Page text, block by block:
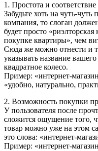
1. Простота и соответствие
Забудьте хоть на чуть-
компания, то слоган
будет просто
покупке квартиры», чем
Сюда же можно отнести и
указывать название
квадратное колесо.
Пример: «интернет-
«удобно, натурально,
2. Возможность покупки
У пользователя после
сложится ощущение того,
товар можно уже на этом
это слова: «интернет-
Пример: «интернет-